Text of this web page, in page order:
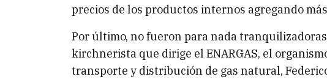
precios de los productos internos agregando
Por último, no fueron para nada
kirchnerista que dirige el ENARGAS, el
transporte y distribución de gas natural,